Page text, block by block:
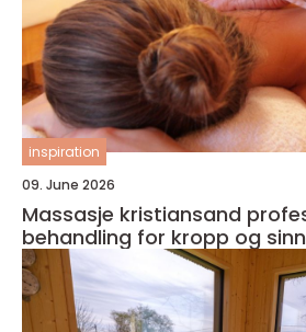
inspiration
09. June 2026
Massasje kristiansand profesjonell
behandling for kropp og sinn